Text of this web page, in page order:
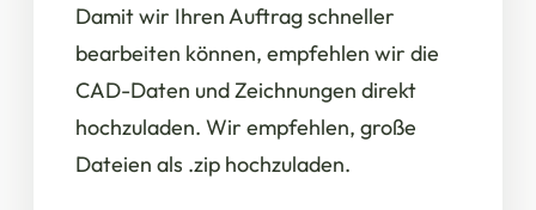
Damit wir Ihren Auftrag schneller
bearbeiten können, empfehlen wir die
CAD-Daten und Zeichnungen direkt
hochzuladen. Wir empfehlen, große
Dateien als .zip hochzuladen.